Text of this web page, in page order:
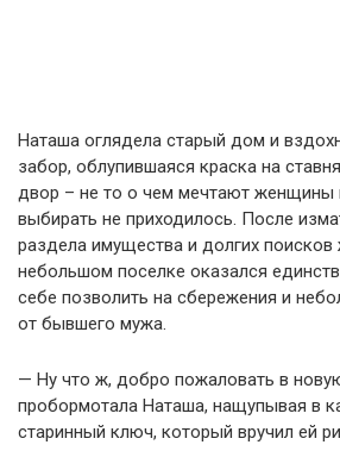
Наташа оглядела старый дом и
забор, облупившаяся краска на
двор – не то о чем мечтают женщины
выбирать не приходилось. После
раздела имущества и долгих
небольшом поселке оказался
себе позволить на сбережения и
от бывшего мужа.
— Ну что ж, добро пожаловать в
пробормотала Наташа, нащупывая в
старинный ключ, который вручил ей